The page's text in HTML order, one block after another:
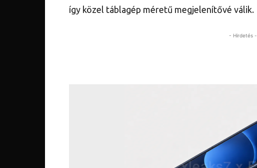
így közel táblagép méretű megjelenítővé válik.
- Hirdetés -